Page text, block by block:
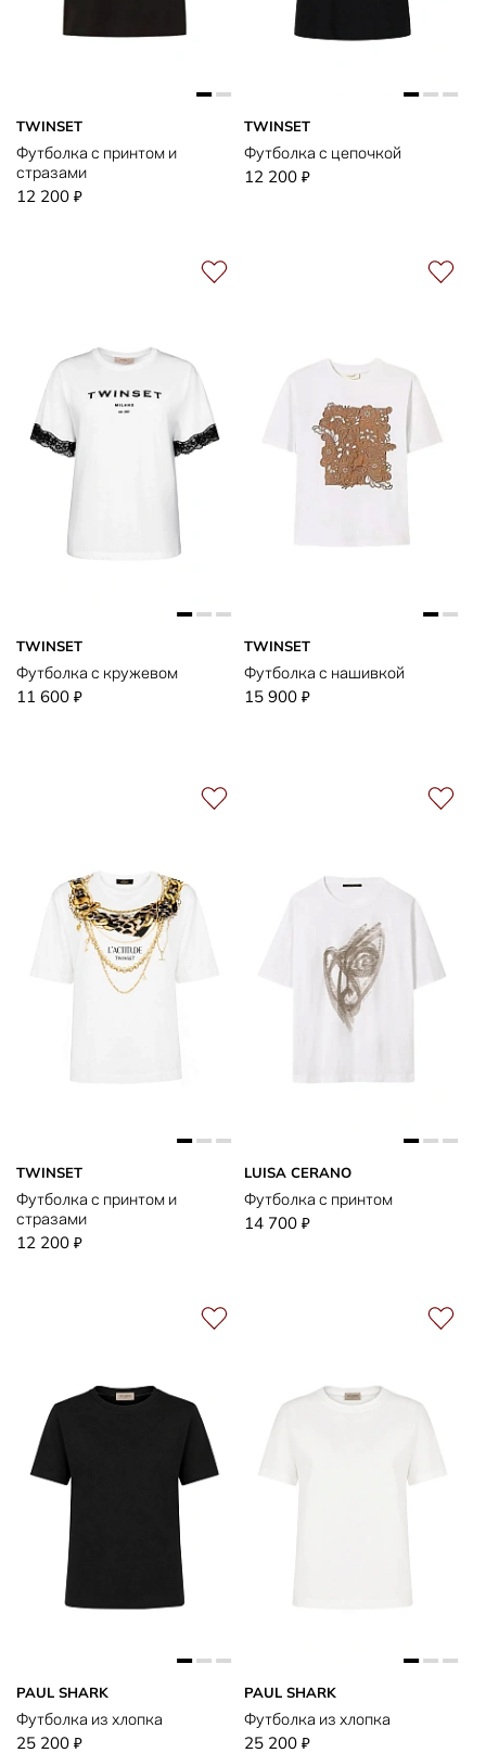
TWINSET
Футболка с принтом и
стразами
12 200 ₽
TWINSET
Футболка с цепочкой
12 200 ₽
TWINSET
Футболка с кружевом
11 600 ₽
TWINSET
Футболка с нашивкой
15 900 ₽
TWINSET
Футболка с принтом и
стразами
12 200 ₽
LUISA CERANO
Футболка с принтом
14 700 ₽
PAUL SHARK
Футболка из хлопка
25 200 ₽
PAUL SHARK
Футболка из хлопка
25 200 ₽